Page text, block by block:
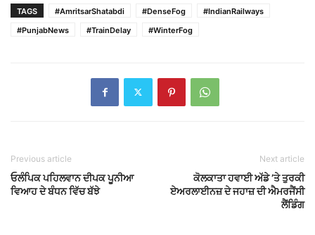
TAGS #AmritsarShatabdi #DenseFog
#IndianRailways
#PunjabNews
#TrainDelay #WinterFog
Previous article
ਓਲੰਪਿਕ ਪਹਿਲਵਾਨ ਦੀਪਕ ਪੂਨੀਆ
ਵਿਆਹ ਦੇ ਬੰਧਨ ਵਿੱਚ ਬੱਝੇ
Next article
ਕੋਲਕਾਤਾ ਹਵਾਈ ਅੱਡੇ ’ਤੇ ਤੁਰਕੀ
ਏਅਰਲਾਈਨਜ਼ ਦੇ ਜਹਾਜ਼ ਦੀ ਐਮਰਜੈਂਸੀ
ਲੈਂਡਿੰਗ